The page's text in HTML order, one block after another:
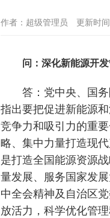
作者：超级管理员 更新时
问：深化新能源开
答：党中央、国
指出要把促进新能源
竞争力和吸引力的重
略、集中力量打造现
是打造全国能源资源
量发展、服务国家发
中全会精神及自治区
放活力，科学优化管